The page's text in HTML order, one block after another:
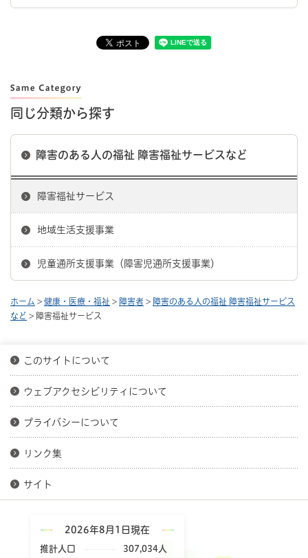
同じ分類から探す
障害のある人の福祉 障害福祉サービスなど
障害福祉サービス
地域生活支援事業
児童通所支援事業（障害児通所支援事業）
ホーム > 健康・医療・福祉 > 障害者 > 障害のある人の福祉 障害福祉サービス
など > 障害福祉サービス
このサイトについて
ウェブアクセシビリティについて
プライバシーについて
リンク集
サイト
2026年8月1日現在
推計人口
307,034人